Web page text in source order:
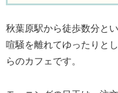
秋葉原駅から徒歩数分と
喧騒を離れてゆったりと
らのカフェです。